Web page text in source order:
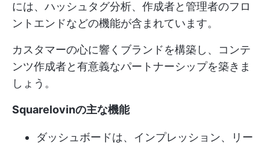
には、ハッシュタグ分析、作成者と管理者のフロ
ントエンドなどの機能が含まれています。
カスタマーの心に響くブランドを構築し、コンテ
ンツ作成者と有意義なパートナーシップを築きま
しょう。
Squarelovinの主な機能
ダッシュボードは、インプレッション、リー